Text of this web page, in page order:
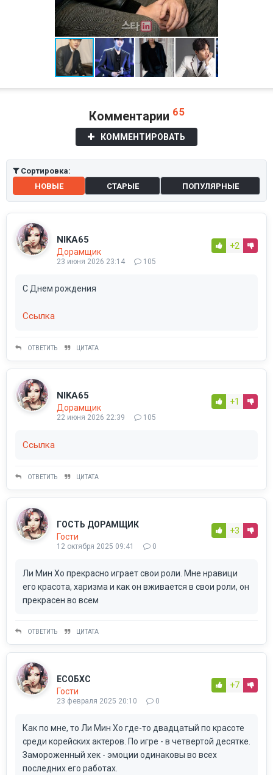
Комментарии 65
КОММЕНТИРОВАТЬ
Сортировка:
НОВЫЕ
СТАРЫЕ ПОПУЛЯРНЫЕ
NIKA65
Дорамщик
23 июня 2026 23:14 105
+2
С Днем рождения
Ссылка
ОТВЕТИТЬ ЦИТАТА
NIKA65
Дорамщик
22 июня 2026 22:39 105
+1
Ссылка
ОТВЕТИТЬ ЦИТАТА
ГОСТЬ ДОРАМЩИК
Гости
12 октября 2025 09:41 0
+3
Ли Мин Хо прекрасно играет свои роли. Мне нравици
его красота, харизма и как он вживается в свои роли, он
прекрасен во всем
ОТВЕТИТЬ ЦИТАТА
ЕСОБХС
Гости
23 февраля 2025 20:10 0
+7
Как по мне, то Ли Мин Хо где-то двадцатый по красоте
среди корейских актеров. По игре - в четвертой десятке.
Замороженный хек - эмоции одинаковы во всех
последних его работах.